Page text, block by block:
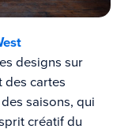
designs sur
cartes
saisons, qui
créatif du